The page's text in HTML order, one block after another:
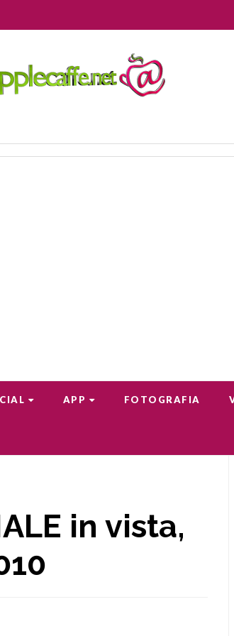
APP FOTOGRAFIA
in vista,